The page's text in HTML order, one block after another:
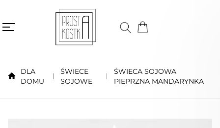
DLA
DOMU
ŚWIECE
SOJOWE
ŚWIECA SOJOWA
PIEPRZNA MANDARYNKA